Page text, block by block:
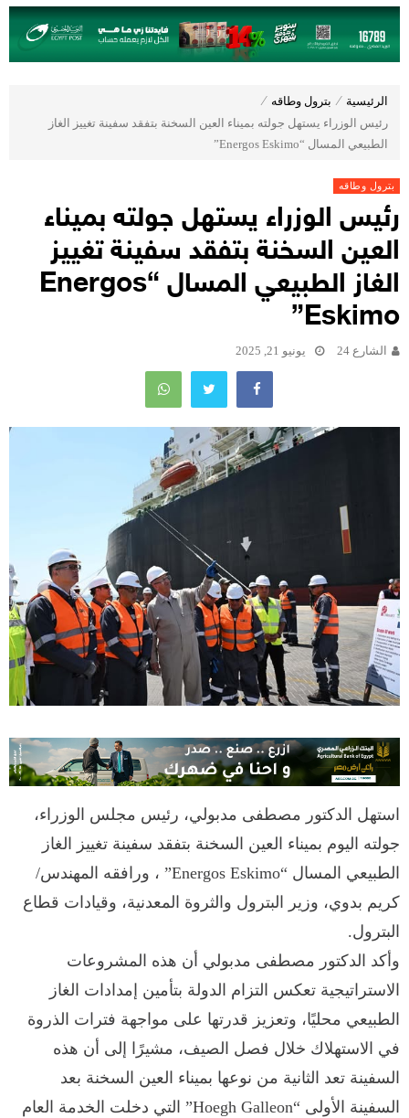
الرئيسية ⁄ بترول وطاقه ⁄
رئيس الوزراء يستهل جولته بميناء العين السخنة بتفقد سفينة تغييز الغاز
الطبيعي المسال “Energos Eskimo”
بترول وطاقه
رئيس الوزراء يستهل جولته بميناء
العين السخنة بتفقد سفينة تغييز
الغاز الطبيعي المسال “Energos
Eskimo”
الشارع 24 يونيو 21, 2025
استهل الدكتور مصطفى مدبولي، رئيس مجلس الوزراء،
جولته اليوم بميناء العين السخنة بتفقد سفينة تغييز الغاز
الطبيعي المسال “Energos Eskimo” ، ورافقه المهندس/
كريم بدوي، وزير البترول والثروة المعدنية، وقيادات قطاع
البترول.
وأكد الدكتور مصطفى مدبولي أن هذه المشروعات
الاستراتيجية تعكس التزام الدولة بتأمين إمدادات الغاز
الطبيعي محليًا، وتعزيز قدرتها على مواجهة فترات الذروة
في الاستهلاك خلال فصل الصيف، مشيرًا إلى أن هذه
السفينة تعد الثانية من نوعها بميناء العين السخنة بعد
السفينة الأولى “Hoegh Galleon” التي دخلت الخدمة العام